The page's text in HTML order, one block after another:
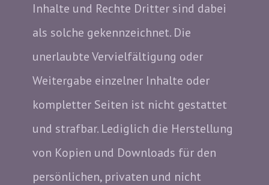
Inhalte und Rechte Dritter sind dabei
als solche gekennzeichnet. Die
unerlaubte Vervielfältigung oder
Weitergabe einzelner Inhalte oder
kompletter Seiten ist nicht gestattet
und strafbar. Lediglich die Herstellung
von Kopien und Downloads für den
persönlichen, privaten und nicht